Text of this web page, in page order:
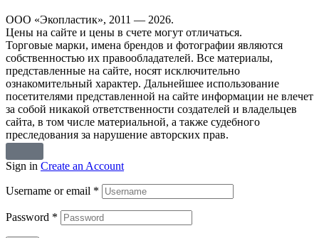
ООО «Экопластик», 2011 — 2026.
Цены на сайте и цены в счете могут отличаться.
Торговые марки, имена брендов и фотографии являются
собственностью их правообладателей. Все материалы,
представленные на сайте, носят исключительно
ознакомительный характер. Дальнейшее использование
посетителями представленной на сайте информации не влечет
за собой никакой ответственности создателей и владельцев
сайта, в том числе материальной, а также судебного
преследования за нарушение авторских прав.
Sign in Create an Account
Username or email *
Password *